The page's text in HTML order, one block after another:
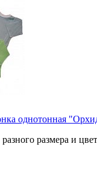
однотонная
размера и